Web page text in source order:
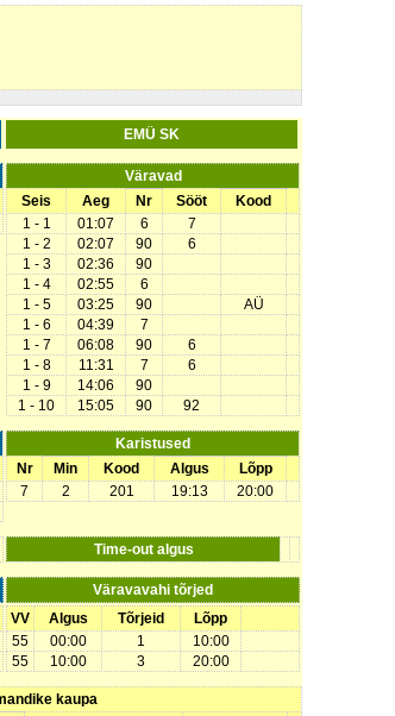
EMÜ SK
Väravad
Seis
Aeg Nr Sööt
Kood
1 - 1
01:07 6
7
1 - 2
02:07 90
6
1 - 3
02:36
90
1 - 4
02:55
6
1 - 5
03:25 90
AÜ
1 - 6
04:39
7
1 - 7
06:08 90
6
1 - 8
11:31 7
6
1 - 9
14:06
90
1 - 10
15:05 90 92
Karistused
Nr
Min Kood Algus
Lõpp
7
2 201 19:13 20:00
Time-out algus
Väravavahi tõrjed
VV Algus Tõrjeid
Lõpp
55
00:00 1
10:00
55
10:00 3 20:00
kaupa